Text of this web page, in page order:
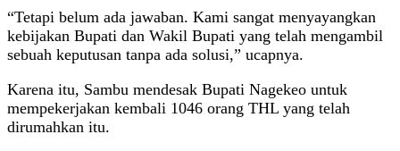
“Tetapi belum ada jawaban. Kami sangat menyayangkan
kebijakan Bupati dan Wakil Bupati yang telah mengambil
sebuah keputusan tanpa ada solusi,” ucapnya.
Karena itu, Sambu mendesak Bupati Nagekeo untuk
mempekerjakan kembali 1046 orang THL yang telah
dirumahkan itu.